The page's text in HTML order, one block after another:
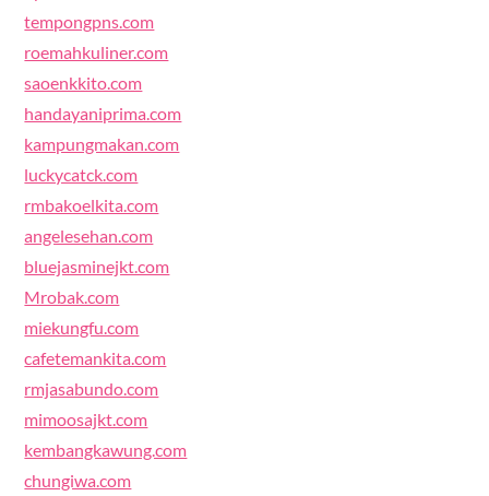
tempongpns.com
roemahkuliner.com
saoenkkito.com
handayaniprima.com
kampungmakan.com
luckycatck.com
rmbakoelkita.com
angelesehan.com
bluejasminejkt.com
Mrobak.com
miekungfu.com
cafetemankita.com
rmjasabundo.com
mimoosajkt.com
kembangkawung.com
chungiwa.com